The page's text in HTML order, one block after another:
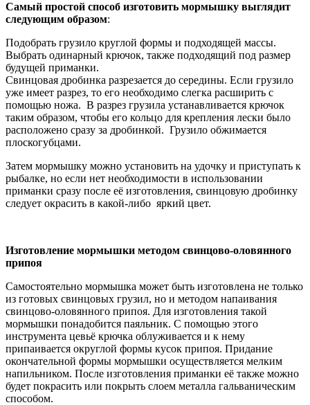
Самый простой способ изготовить мормышку выглядит
следующим образом:
Подобрать грузило круглой формы и подходящей массы.
Выбрать одинарный крючок, также подходящий под размер
будущей приманки.
Свинцовая дробинка разрезается до середины. Если грузило
уже имеет разрез, то его необходимо слегка расширить с
помощью ножа. В разрез грузила устанавливается крючок
таким образом, чтобы его кольцо для крепления лески было
расположено сразу за дробинкой. Грузило обжимается
плоскогубцами.
Затем мормышку можно установить на удочку и приступать к
рыбалке, но если нет необходимости в использовании
приманки сразу после её изготовления, свинцовую дробинку
следует окрасить в какой-либо яркий цвет.
Изготовление мормышки методом свинцово-оловянного
припоя
Самостоятельно мормышка может быть изготовлена не только
из готовых свинцовых грузил, но и методом напаивания
свинцово-оловянного припоя. Для изготовления такой
мормышки понадобится паяльник. С помощью этого
инструмента цевьё крючка облуживается и к нему
припаивается округлой формы кусок припоя. Придание
окончательной формы мормышки осуществляется мелким
напильником. После изготовления приманки её также можно
будет покрасить или покрыть слоем металла гальваническим
способом.